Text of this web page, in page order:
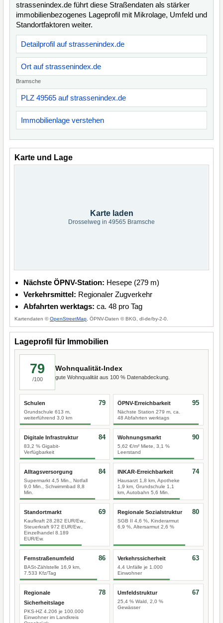
strassenindex.de führt diese Straßendaten als stärker
immobilienbezogenes Lageprofil mit Mikrolage, Umfeld und
Standortfaktoren weiter.
Detailprofil auf strassenindex.de
Ort auf strassenindex.de
Bramsche
PLZ 49565 auf strassenindex.de
Immobilienlage verstehen
Karte und Lage
Karte laden
Drosselweg in 49565 Bramsche
Nächste ÖPNV-Station: Hesepe (279 m)
Verkehrsmittel: Regionaler Zugverkehr
Abfahrten werktags: ca. 48 pro Tag
Kartendaten ©OpenStreetMap , ÖPNV-Daten © BKG, dl-de/by-2-0.
Lageprofil für Immobilien
79
/100
Wohnqualität-Index
gute Wohnqualität aus 100 % Datenabdeckung.
Schulen
Grundschule 613 m,
weiterführend 3,0 km
79 ÖPNV-Erreichbarkeit
Nächste Station 279 m, ca.
48 Abfahrten werktags
95
Digitale Infrastruktur
83,2 % Gigabit-
Verfügbarkeit
84 Wohnungsmarkt
5,62 €/m² Miete, 3,1 %
Leerstand
90
Alltagsversorgung
Supermarkt 4,5 Min., Notfall
9,0 Min., Schwimmbad 8,8
Min.
84 INKAR-Erreichbarkeit
Hausarzt 1,8 km, Apotheke
1,9 km, Grundschule 1,1
km, Autobahn 5,6 Min.
74
Standortmarkt
Kaufkraft 28.282 EUR/Ew.,
Steuerkraft 972 EUR/Ew.,
Einzelhandel 8.189
EUR/Ew.
69 Regionale Sozialstruktur
SGB II 4,6 %, Kinderarmut
6,9 %, Altersarmut 2,6 %
80
Fernstraßenumfeld
BASt-Zählstelle 16,9 km,
7.533 Kfz/Tag
86 Verkehrssicherheit
4,4 Unfälle je 1.000
Einwohner
63
Regionale
Sicherheitslage
PKS-HZ 4.206 je 100.000
Einwohner im Landkreis
78 Umfeldstruktur
25,4 % Wald, 2,0 %
Gewässer
67